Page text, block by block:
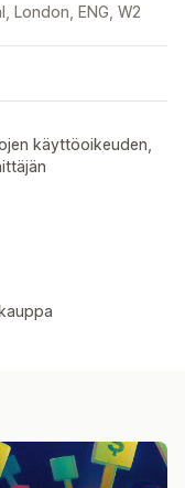
London, ENG, W2
käyttöoikeuden,